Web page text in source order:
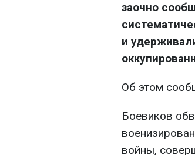
заочно
и
Об этом
Боевиков
войны,